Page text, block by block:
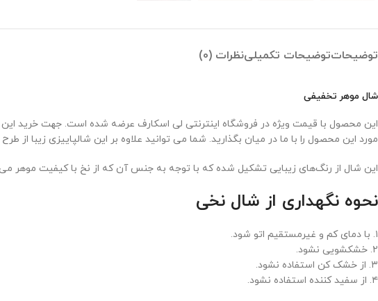
توضیحاتتوضیحات تکمیلینظرات (0)
شال موهر تخفیفی
این محصول با قیمت ویژه در فروشگاه اینترنتی لی اسکارف عرضه شده است. جهت خرید
مورد این محصول را با ما در میان بگذارید. شما می توانید علاوه بر این شالپاییزی
این شال از رنگ‌های زیبایی تشکیل شده که با توجه به جنس آن که از نخ با کیفیت موهر
نحوه نگهداری از شال نخی
۱. با دمای کم و غیرمستقیم اتو شود.
۲. خشکشویی نشود.
۳. از خشک کن استفاده نشود.
۴. از سفید کننده استفاده نشود.